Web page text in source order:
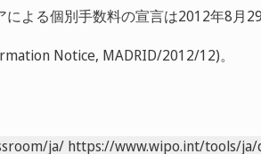
よる個別手数料の宣言は2012年8月
Notice, MADRID/2012/12)。
ja/ https://www.wipo.int/tools/ja/